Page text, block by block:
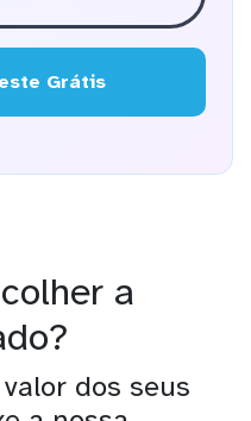
Grátis
a
dos seus